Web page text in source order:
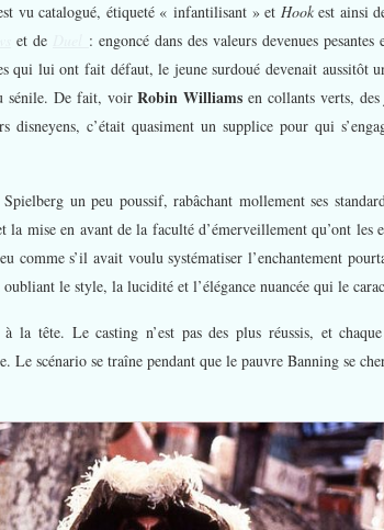
vu catalogué, étiqueté « infantilisant » et Hookest ainsi
et de
: engoncé dans des valeurs devenues
qui lui ont fait défaut, le jeune surdoué devenait aussitôt
sénile. De fait, voirRobin Williams en collants verts, des
disneyens, c’était quasiment un supplice pour qui
un peu poussif, rabâchant mollement ses
la mise en avant de la faculté d’émerveillement qu’ont les
comme s’il avait voulu systématiser l’enchantement
le style, la lucidité et l’élégance nuancée qui le
la tête. Le casting n’est pas des plus réussis, et
Le scénario se traîne pendant que le pauvre Banning se